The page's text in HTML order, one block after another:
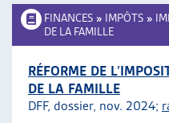
FINANCES » IMPÔTS »
DE LA FAMILLE
RÉFORME DE
DE LA FAMILLE
DFF, dossier, nov. 2024;